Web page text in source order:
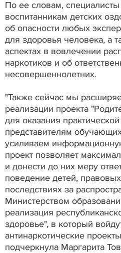
По ее словам, специалисты
воспитанникам детских
об опасности любых
для здоровья человека, а
аспектах в вовлечении
наркотиков и об
несовершеннолетних.
"Также сейчас мы
реализации проекта
для оказания
представителям
усиливаем
проект позволяет
и донести до них меру
поведение детей,
последствиях за
Министерством
реализация
здоровье", в который
антинаркотические
подчеркнула Маргарита